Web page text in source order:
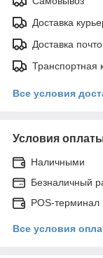
Доставка
Доставка
Транспортная
Все условия
Условия
Наличными
Безналичный
POS-терминал
Все условия